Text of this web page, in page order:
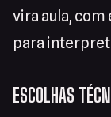
vira aula,
para
ESCOLHAS